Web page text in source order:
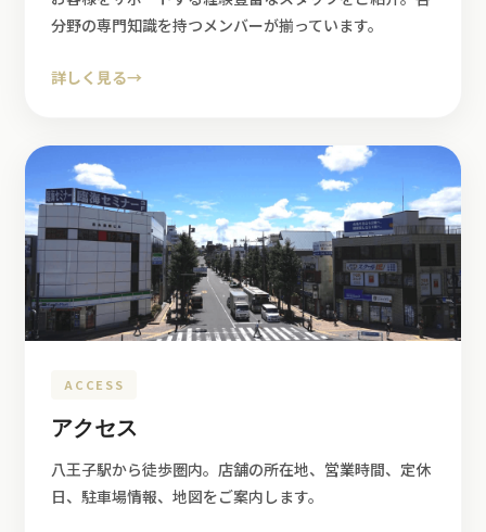
分野の専門知識を持つメンバーが揃っています。
詳しく見る→
ACCESS
アクセス
八王子駅から徒歩圏内。店舗の所在地、営業時間、定休
日、駐車場情報、地図をご案内します。